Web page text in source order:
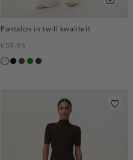
Pantalon in twill kwaliteit
€59.95
ecruzwart
toffee
groenpruim,